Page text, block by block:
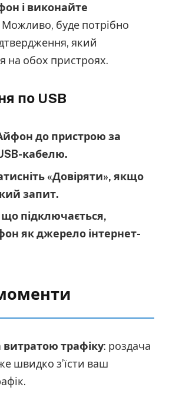
і виконайте
Можливо, буде потрібно
який
на обох пристроях.
по USB
до пристрою за
кабелю.
«Довіряти», якщо
запит.
що підключається,
як джерело інтернет-
витратою трафіку: роздача
швидко з’їсти ваш